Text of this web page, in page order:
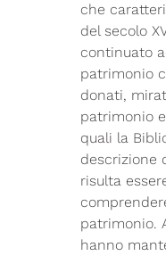
che
del secolo
continuato
patrimonio
donati,
patrimonio
quali la
descrizione
risulta
patrimonio.
hanno